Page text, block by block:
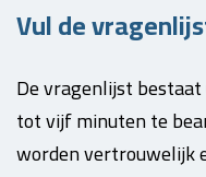
Vul de
De vragenlijst
tot vijf minuten te
worden vertrouwelijk